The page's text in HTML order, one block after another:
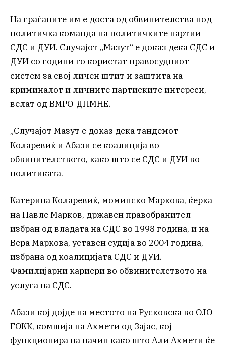
На граѓаните им е доста од обвинителства под
политичка команда на политичките партии
СДС и ДУИ. Случајот „Мазут“ е доказ дека СДС и
ДУИ со години го користат правосудниот
систем за свој личен штит и заштита на
криминалот и личните партиските интереси,
велат од ВМРО-ДПМНЕ.
„Случајот Мазут е доказ дека тандемот
Коларевиќ и Абази се коалиција во
обвинителството, како што се СДС и ДУИ во
политиката.
Катерина Коларевиќ, моминско Маркова, ќерка
на Павле Марков, државен правобранител
избран од владата на СДС во 1998 година, и на
Вера Маркова, уставен судија во 2004 година,
избрана од коалицијата СДС и ДУИ.
Фамилијарни кариери во обвинителството на
услуга на СДС.
Абази кој дојде на местото на Русковска во ОЈО
ГОКК, комшија на Ахмети од Зајас, кој
функционира на начин како што Али Ахмети ќе